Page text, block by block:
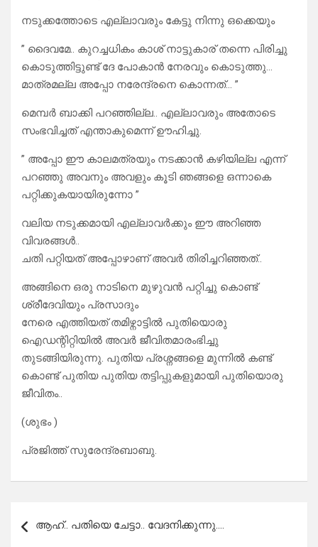
നടുക്കത്തോടെ എല്ലാവരും കേട്ടു നിന്നു ഒക്കെയും
” ദൈവമേ.. കുറച്ചധികം കാശ് നാട്ടുകാര് തന്നെ പിരിച്ചു
കൊടുത്തിട്ടുണ്ട് ദേ പോകാൻ നേരവും കൊടുത്തു…
മാത്രമല്ല അപ്പോ നരേന്ദ്രനെ കൊന്നത്… ”
മെമ്പർ ബാക്കി പറഞ്ഞില്ല.. എല്ലാവരും അതോടെ
സംഭവിച്ചത് എന്താകുമെന്ന് ഊഹിച്ചു.
” അപ്പോ ഈ കാലമത്രയും നടക്കാൻ കഴിയില്ല എന്ന്
പറഞ്ഞു അവനും അവളും കൂടി ഞങ്ങളെ ഒന്നാകെ
പറ്റിക്കുകയായിരുന്നോ ”
വലിയ നടുക്കമായി എല്ലാവർക്കും ഈ അറിഞ്ഞ
വിവരങ്ങൾ..
ചതി പറ്റിയത് അപ്പോഴാണ് അവർ തിരിച്ചറിഞ്ഞത്..
അങ്ങിനെ ഒരു നാടിനെ മുഴുവൻ പറ്റിച്ചു കൊണ്ട്
ശ്രീദേവിയും പ്രസാദും
നേരെ എത്തിയത് തമിഴ്നാട്ടിൽ പുതിയൊരു
ഐഡന്റിറ്റിയിൽ അവർ ജീവിതമാരംഭിച്ചു
തുടങ്ങിയിരുന്നു. പുതിയ പ്രശ്നങ്ങളെ മുന്നിൽ കണ്ട്
കൊണ്ട് പുതിയ പുതിയ തട്ടിപ്പുകളുമായി പുതിയൊരു
ജീവിതം..
(ശുഭം )
പ്രജിത്ത് സുരേന്ദ്രബാബു.
navigation
ആഹ്.. പതിയെ ചേട്ടാ.. വേദനിക്കുന്നു….